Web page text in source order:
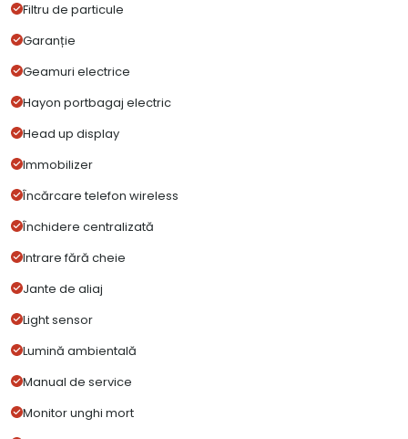
Filtru de particule
Garanție
Geamuri electrice
Hayon portbagaj electric
Head up display
Immobilizer
Încărcare telefon wireless
Închidere centralizată
Intrare fără cheie
Jante de aliaj
Light sensor
Lumină ambientală
Manual de service
Monitor unghi mort